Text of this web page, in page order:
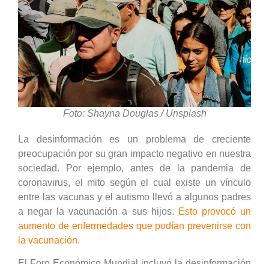
Foto: Shayna Douglas / Unsplash
La desinformación es un problema de creciente
preocupación por su gran impacto negativo en nuestra
sociedad. Por ejemplo, antes de la pandemia de
coronavirus, el mito según el cual existe un vínculo
entre las vacunas y el autismo llevó a algunos padres
a negar la vacunación a sus hijos. Esto provocó un
aumento de enfermedades que podían prevenirse con
la vacunación.